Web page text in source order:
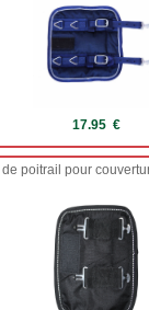
17.95 €
de poitrail pour